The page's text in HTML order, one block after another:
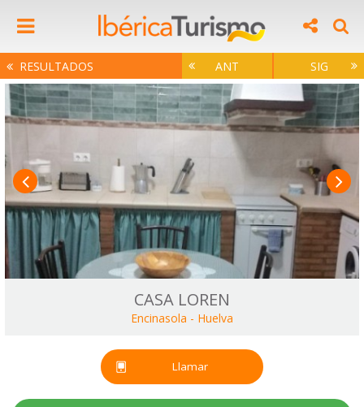
RESULTADOS ANT SIG
CASA LOREN
Encinasola - Huelva
Llamar